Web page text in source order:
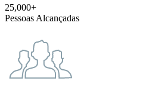
25,000+
Pessoas Alcançadas